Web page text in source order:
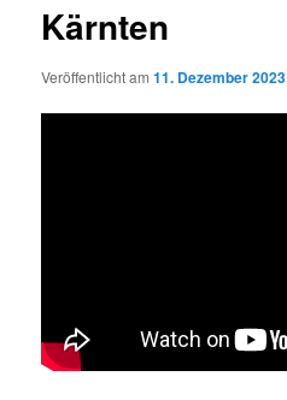
Kärnten
Veröffentlicht am11. Dezember 2023